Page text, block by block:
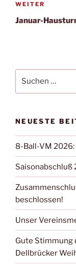
Nächster
Beitrag
WEITER
Januar-
nach:
NEUESTE
8-Ball-VM
Saisonabschluß
beschlossen!
Unser
Gute Stimmung
Dellbrücker